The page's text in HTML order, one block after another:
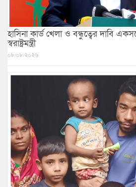
হাসিনা কার্ড খেলা ও বন্ধুত্বের দাবি
স্বরাষ্ট্রমন্ত্রী
০৮/০৮/২০২৬